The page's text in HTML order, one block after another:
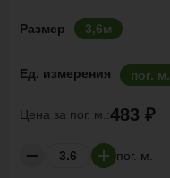
Размер 3,6м
Ед. измерения пог. м.
Цена за пог. м.:483 ₽
пог. м.